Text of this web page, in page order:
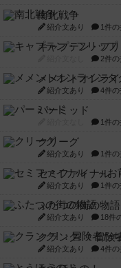
南北戦争
紹介文あり 1件の
キャプテン・フ
2件の
メメントオンラ
紹介文あり 4件の
パーミッド
1件の
クリーグ
紹介文あり 1件の
セミファイナル
紹介文あり 1件の
ふたつの街の物語
紹介文あり 18件
クランク! ：冒険
紹介文あり 4件の